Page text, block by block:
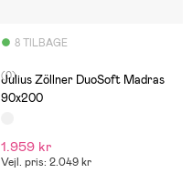
8 TILBAGE
(0)
Julius Zöllner DuoSoft Madras
90x200
1.959 kr
Vejl. pris: 2.049 kr